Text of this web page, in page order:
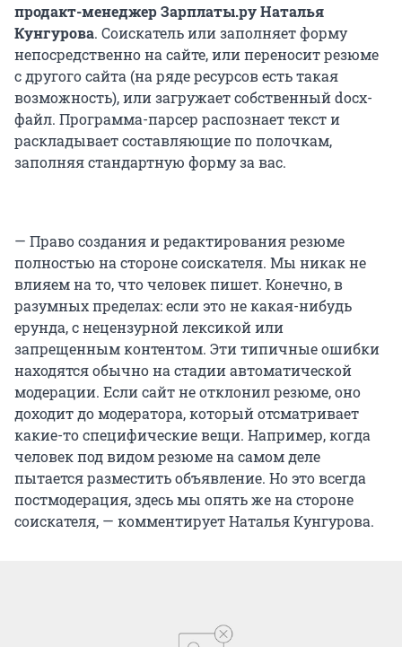
продакт-менеджер Зарплаты.ру Наталья
Кунгурова. Соискатель или заполняет форму
непосредственно на сайте, или переносит резюме
с другого сайта (на ряде ресурсов есть такая
возможность), или загружает собственный docx-
файл. Программа-парсер распознает текст и
раскладывает составляющие по полочкам,
заполняя стандартную форму за вас.
— Право создания и редактирования резюме
полностью на стороне соискателя. Мы никак не
влияем на то, что человек пишет. Конечно, в
разумных пределах: если это не какая-нибудь
ерунда, с нецензурной лексикой или
запрещенным контентом. Эти типичные ошибки
находятся обычно на стадии автоматической
модерации. Если сайт не отклонил резюме, оно
доходит до модератора, который отсматривает
какие-то специфические вещи. Например, когда
человек под видом резюме на самом деле
пытается разместить объявление. Но это всегда
постмодерация, здесь мы опять же на стороне
соискателя, — комментирует Наталья Кунгурова.